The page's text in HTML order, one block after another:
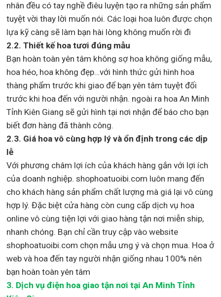
nhân đều có tay nghề điêu luyện tạo ra những sản phẩm
tuyệt vời thay lời muốn nói. Các loại hoa luôn được chọn
lựa kỹ càng sẽ làm bạn hài lòng không muốn rời đi
2.2. Thiết kế hoa tươi đúng mẫu
Bạn hoàn toàn yên tâm không sợ hoa không giống mẫu,
hoa héo, hoa không đẹp…với hình thức gửi hình hoa
thàng phẩm trước khi giao để bạn yên tâm tuyệt đối
trước khi hoa đến với người nhận. ngoài ra hoa An Minh
Tỉnh Kiên Giang sẽ gửi hình tại nơi nhận để báo cho bạn
biết đơn hàng đã thành công.
2.3. Giá hoa vô cùng hợp lý và ổn định trong các dịp
lễ
Với phương châm lợi ích của khách hàng gắn với lợi ích
của doanh nghiệp. shophoatuoibi.com luôn mang đến
cho khách hàng sản phẩm chất lượng mà giá lại vô cùng
hợp lý. Đặc biệt cửa hàng còn cung cấp dịch vụ hoa
online vô cùng tiện lợi với giao hàng tận nơi miễn ship,
nhanh chóng. Bạn chỉ cần truy cập vào website
shophoatuoibi.com chọn mẫu ưng ý và chọn mua. Hoa ở
web và hoa đến tay người nhận giống nhau 100% nên
bạn hoàn toàn yên tâm
3. Dịch vụ điện hoa giao tận nơi tại An Minh Tỉnh